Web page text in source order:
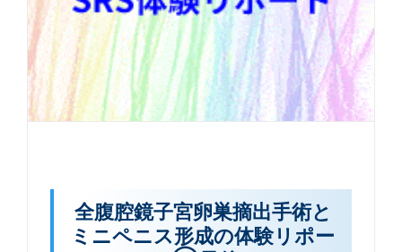
全腹腔鏡子宮卵巣摘出手術と
ミニペニス形成の体験リポー